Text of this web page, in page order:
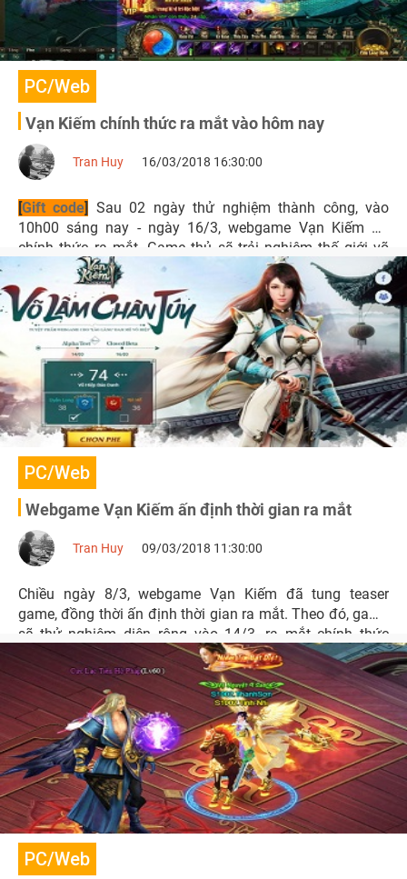
PC/Web
Vạn Kiếm chính thức ra mắt vào hôm nay
Tran Huy 16/03/2018 16:30:00
[Gift code] Sau 02 ngày thử nghiệm thành công, vào
10h00 sáng nay - ngày 16/3, webgame Vạn Kiếm đã
chính thức ra mắt. Game thủ sẽ trải nghiệm thế giới võ
lâm với 03 môn phái Cái Bang, Võ Đang và Đường Môn.
PC/Web
Webgame Vạn Kiếm ấn định thời gian ra mắt
Tran Huy 09/03/2018 11:30:00
Chiều ngày 8/3, webgame Vạn Kiếm đã tung teaser
game, đồng thời ấn định thời gian ra mắt. Theo đó, game
sẽ thử nghiệm diện rộng vào 14/3, ra mắt chính thức
ngày 16/3 và được phát hành thông qua cổng 360Game.
PC/Web